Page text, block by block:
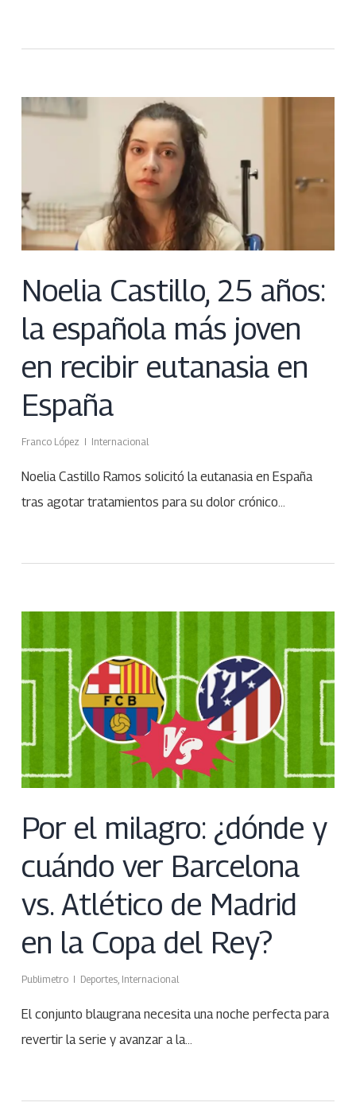
Noelia Castillo, 25 años:
la española más joven
en recibir eutanasia en
España
Franco López Internacional
Noelia Castillo Ramos solicitó la eutanasia en España
tras agotar tratamientos para su dolor crónico…
Por el milagro: ¿dónde y
cuándo ver Barcelona
vs. Atlético de Madrid
en la Copa del Rey?
Publimetro Deportes, Internacional
El conjunto blaugrana necesita una noche perfecta para
revertir la serie y avanzar a la…